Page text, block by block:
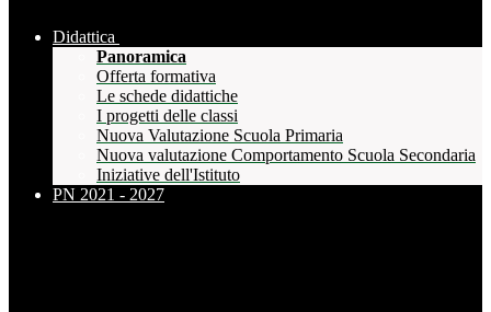
Didattica
Panoramica
Offerta formativa
Le schede didattiche
I progetti delle classi
Nuova Valutazione Scuola Primaria
Nuova valutazione Comportamento Scuola Secondaria
Iniziative dell'Istituto
PN 2021 - 2027